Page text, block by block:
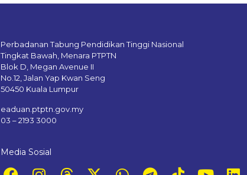
Perbadanan Tabung Pendidikan Tinggi Nasional
Tingkat Bawah, Menara PTPTN
Blok D, Megan Avenue II
No.12, Jalan Yap Kwan Seng
50450 Kuala Lumpur
eaduan.ptptn.gov.my
03 – 2193 3000
Media Sosial